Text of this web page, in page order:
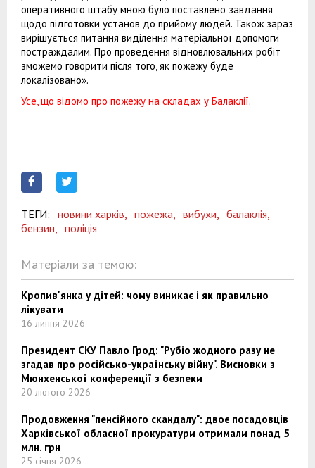
оперативного штабу мною було поставлено завдання
щодо підготовки установ до прийому людей. Також зараз
вирішується питання виділення матеріальної допомоги
постраждалим. Про проведення відновлювальних робіт
зможемо говорити після того, як пожежу буде
локалізовано».
Усе, що відомо про пожежу на складах у Балаклії.
ТЕГИ: новини харків, пожежа, вибухи,
балаклія,
бензин,
поліція
Матеріали за темою:
Кропив'янка у дітей: чому виникає і як правильно
лікувати
16 липня 2026
Президент СКУ Павло Грод: "Рубіо жодного разу не
згадав про російсько-українську війну". Висновки з
Мюнхенської конференції з безпеки
20 лютого 2026
Продовження "пенсійного скандалу": двоє посадовців
Харківської обласної прокуратури отримали понад 5
млн. грн
25 січня 2026